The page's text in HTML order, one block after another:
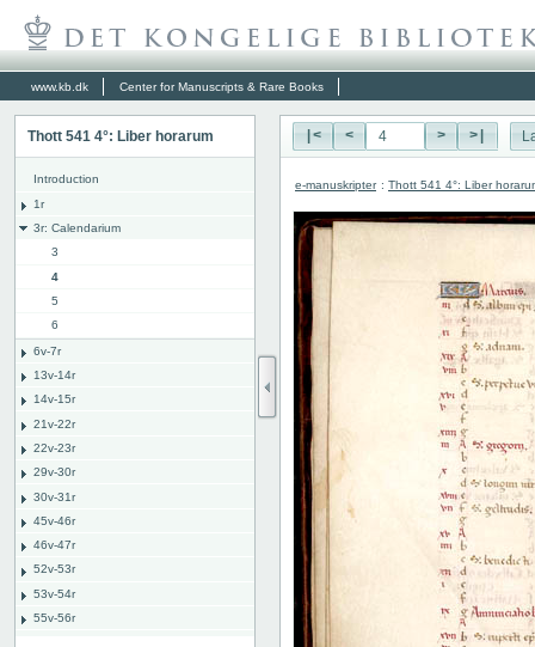
www.kb.dk Center for Manuscripts & Rare Books
Thott 541 4°: Liber horarum
Introduction
1r
3r: Calendarium
3
4
5
6
6v-7r
13v-14r
14v-15r
21v-22r
22v-23r
29v-30r
30v-31r
45v-46r
46v-47r
52v-53r
53v-54r
55v-56r
|< < > >|
e-manuskripter : Thott 541 4°: Liber